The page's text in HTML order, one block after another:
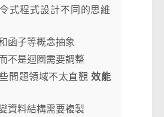
式程式設計不同的思維
函子等概念抽象
不是迴圈需要調整
問題領域不太直觀效能
資料結構需要複製